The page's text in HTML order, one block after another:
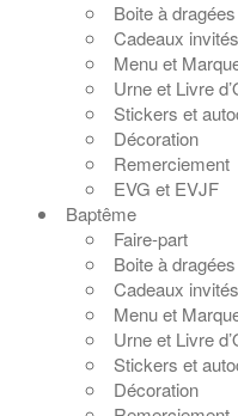
Boite à dragées
Cadeaux invités
Menu et
Urne et Livre
Stickers et
Décoration
Remerciement
EVG et EVJF
Baptême
Faire-part
Boite à dragées
Cadeaux invités
Menu et
Urne et Livre
Stickers et
Décoration